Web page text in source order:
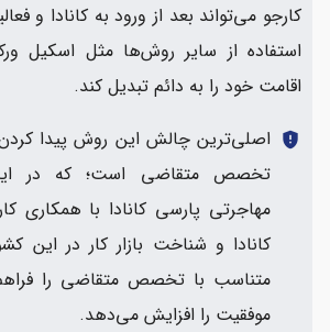
کارجو می‌تواند بعد از ورود به کانادا و
استفاده از سایر روش‌ها مثل اسکیل
اقامت خود را به دائم تبدیل کند.
gpp_maybe اصلی‌ترین چالش این روش پیدا
تخصص متقاضی است؛ که در
مهاجرتی پارسی کانادا با همکاری
کانادا و شناخت بازار کار در این
متناسب با تخصص متقاضی را
موفقیت را افزایش می‌دهد.